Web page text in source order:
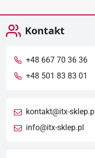
Kontakt
+48 667 70 36 36
+48 501 83 83 01
kontakt@itx-sklep.pl
info@itx-sklep.pl